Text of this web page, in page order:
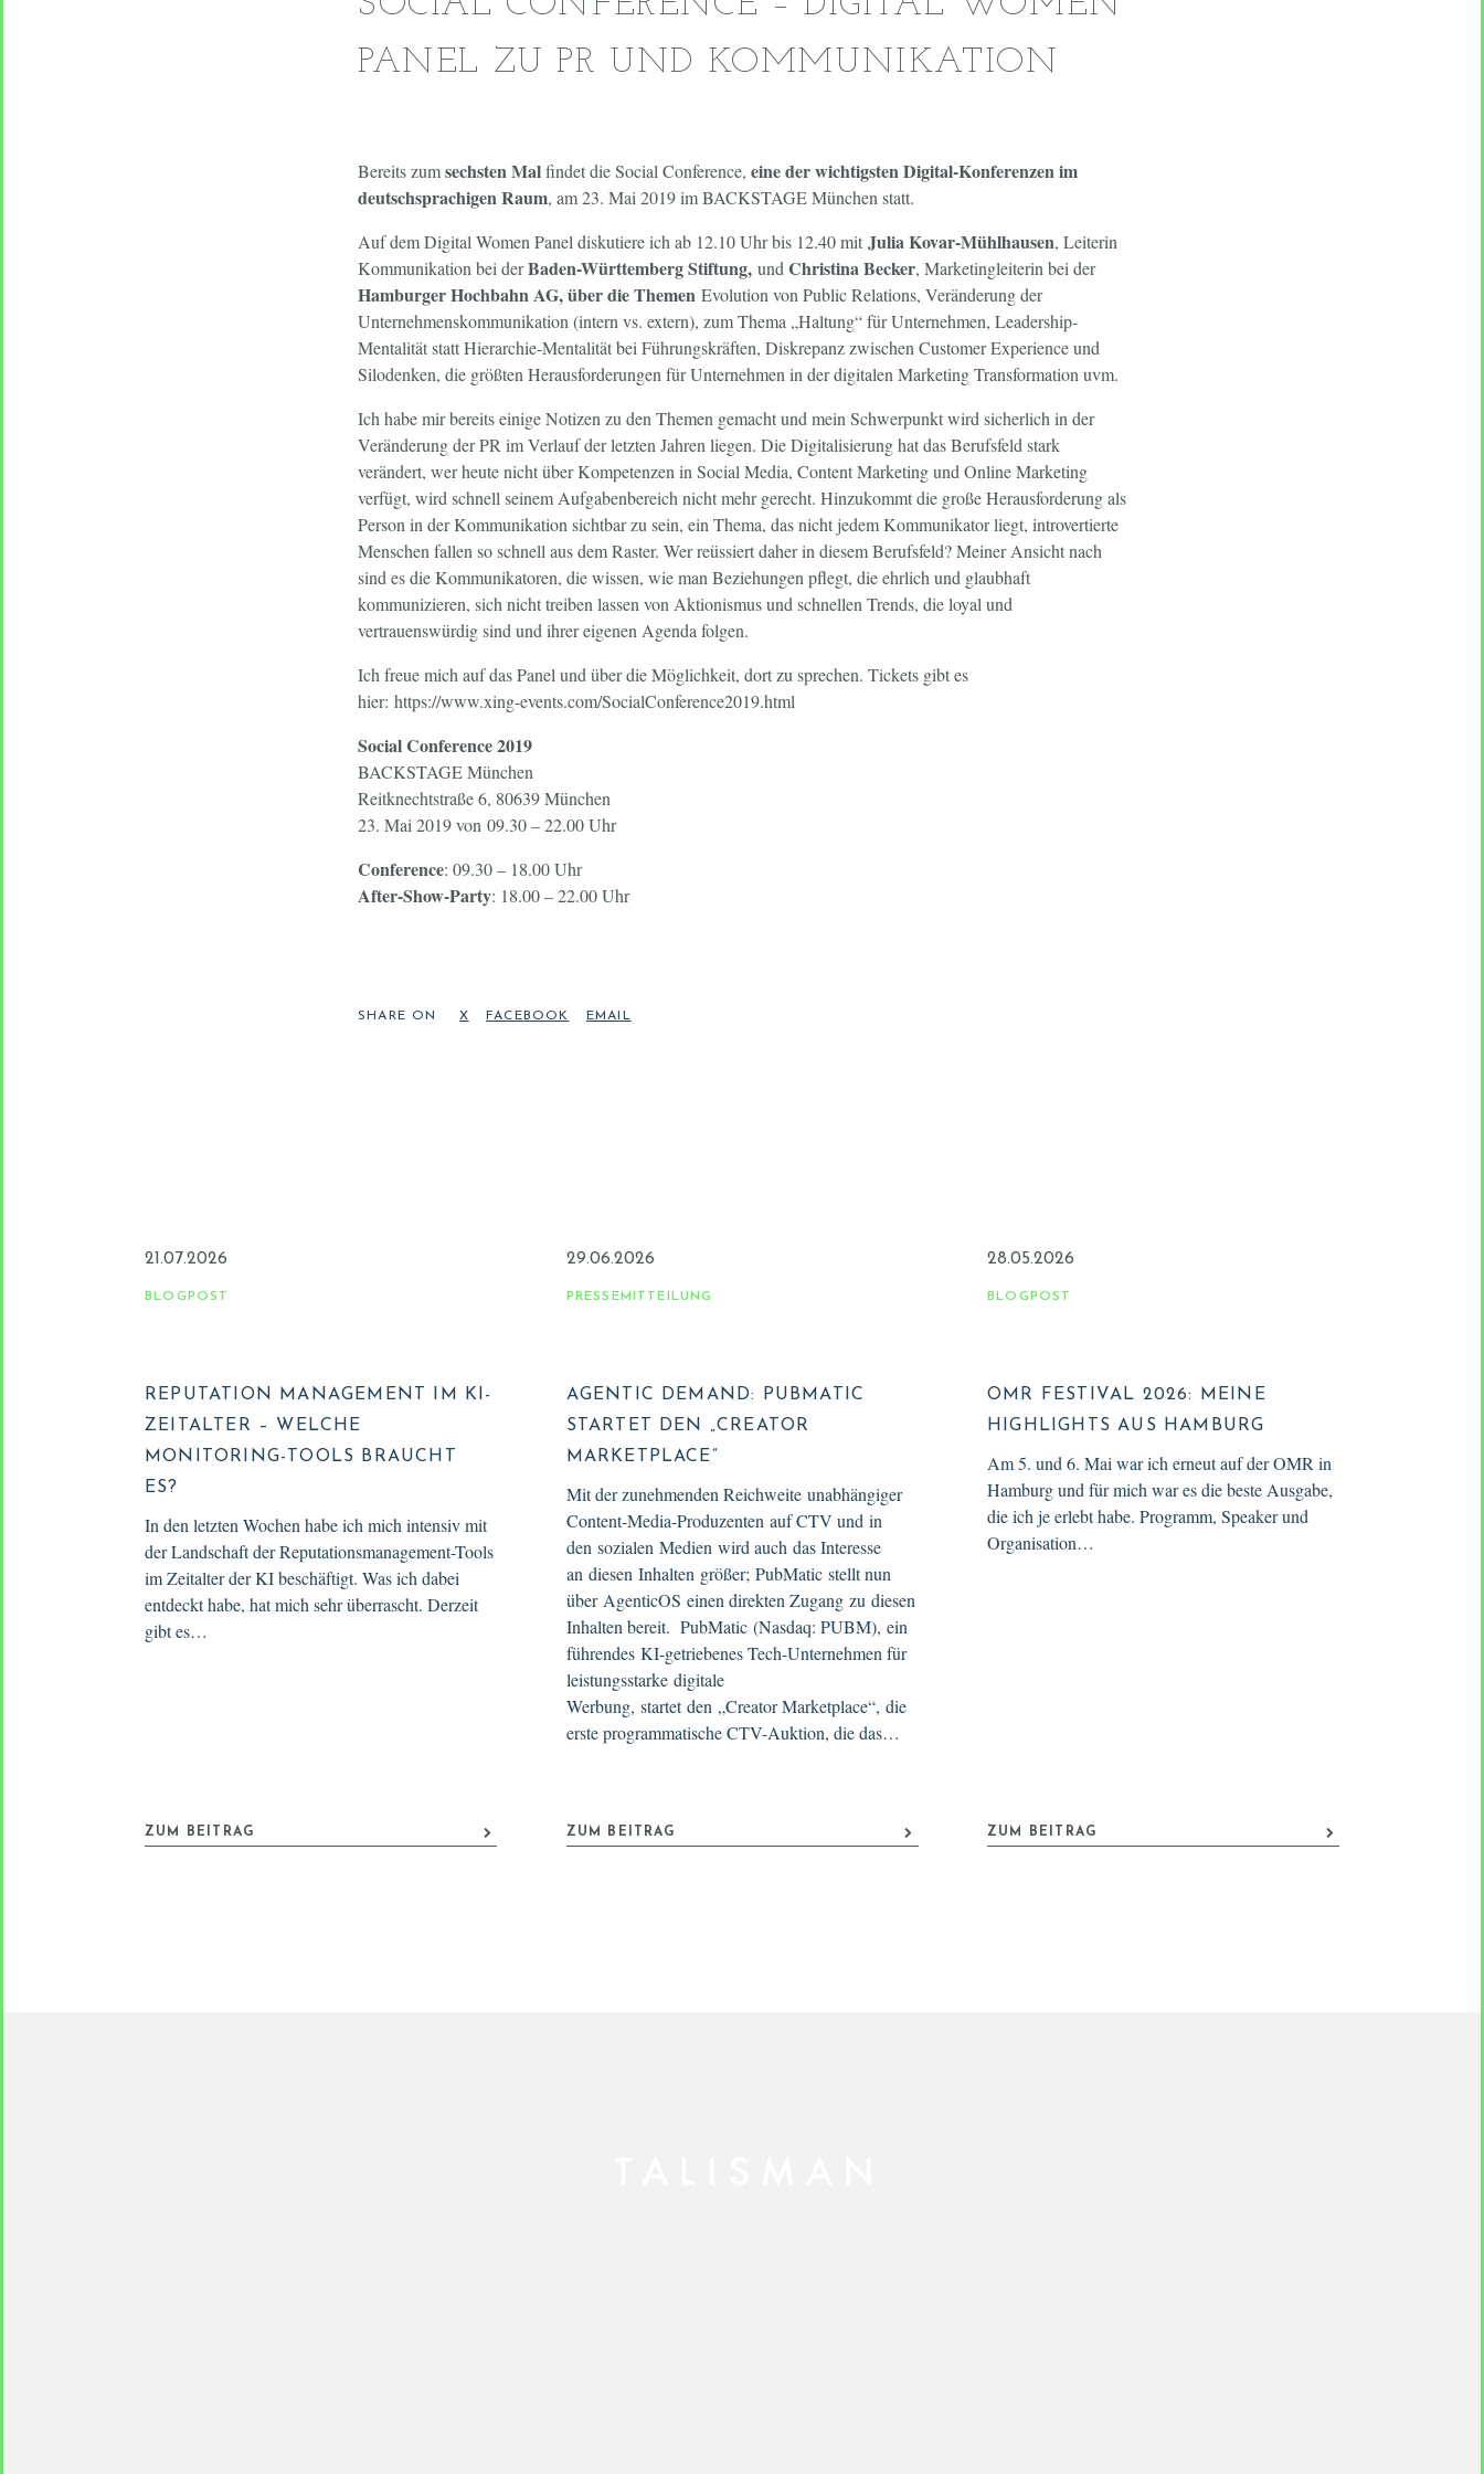
PANEL ZU PR UND KOMMUNIKATION
Bereits zumsechsten Malfindet die Social Conference, eine der wichtigsten Digital-Konferenzen im
deutschsprachigen Raum, am 23. Mai 2019 im BACKSTAGE München statt.
Auf dem Digital Women Panel diskutiere ich ab 12.10 Uhr bis 12.40 mit Julia Kovar-Mühlhausen, Leiterin
Kommunikation bei derBaden-Württemberg Stiftung, und Christina Becker, Marketingleiterin bei der
Hamburger Hochbahn AG, über die Themen Evolution von Public Relations, Veränderung der
Unternehmenskommunikation (intern vs. extern), zum Thema „Haltung“ für Unternehmen, Leadership-
Mentalität statt Hierarchie-Mentalität bei Führungskräften, Diskrepanz zwischen Customer Experience und
Silodenken, die größten Herausforderungen für Unternehmen in der digitalen Marketing Transformation uvm.
Ich habe mir bereits einige Notizen zu den Themen gemacht und mein Schwerpunkt wird sicherlich in der
Veränderung der PR im Verlauf der letzten Jahren liegen. Die Digitalisierung hat das Berufsfeld stark
verändert, wer heute nicht über Kompetenzen in Social Media, Content Marketing und Online Marketing
verfügt, wird schnell seinem Aufgabenbereich nicht mehr gerecht. Hinzukommt die große Herausforderung als
Person in der Kommunikation sichtbar zu sein, ein Thema, das nicht jedem Kommunikator liegt, introvertierte
Menschen fallen so schnell aus dem Raster. Wer reüssiert daher in diesem Berufsfeld? Meiner Ansicht nach
sind es die Kommunikatoren, die wissen, wie man Beziehungen pflegt, die ehrlich und glaubhaft
kommunizieren, sich nicht treiben lassen von Aktionismus und schnellen Trends, die loyal und
vertrauenswürdig sind und ihrer eigenen Agenda folgen.
Ich freue mich auf das Panel und über die Möglichkeit, dort zu sprechen. Tickets gibt es
hier: https://www.xing-events.com/SocialConference2019.html
Social Conference 2019
BACKSTAGE München
Reitknechtstraße 6, 80639 München
23. Mai 2019 von 09.30 – 22.00 Uhr
Conference: 09.30 – 18.00 Uhr
After-Show-Party: 18.00 – 22.00 Uhr
SHARE ON
21.07.2026
BLOGPOST
REPUTATION MANAGEMENT IM KI-
ZEITALTER – WELCHE
MONITORING-TOOLS BRAUCHT
ES?
In den letzten Wochen habe ich mich intensiv mit
der Landschaft der Reputationsmanagement-Tools
im Zeitalter der KI beschäftigt. Was ich dabei
entdeckt habe, hat mich sehr überrascht. Derzeit
gibt es…
ZUM BEITRAG
29.06.2026
PRESSEMITTEILUNG
AGENTIC DEMAND: PUBMATIC
STARTET DEN „CREATOR
MARKETPLACE“
Mit der zunehmenden Reichweite unabhängiger
Content-Media-Produzenten auf CTV und in
den sozialen Medien wird auch das Interesse
an diesen Inhalten größer; PubMatic stellt nun
über AgenticOS einen direkten Zugang zu diesen
Inhalten bereit. PubMatic (Nasdaq: PUBM), ein
führendes KI-getriebenes Tech-Unternehmen für
leistungsstarke digitale
Werbung, startet den „Creator Marketplace“, die
erste programmatische CTV-Auktion, die das…
ZUM BEITRAG
28.05.2026
BLOGPOST
OMR FESTIVAL 2026: MEINE
HIGHLIGHTS AUS HAMBURG
Am 5. und 6. Mai war ich erneut auf der OMR in
Hamburg und für mich war es die beste Ausgabe,
die ich je erlebt habe. Programm, Speaker und
Organisation…
ZUM BEITRAG